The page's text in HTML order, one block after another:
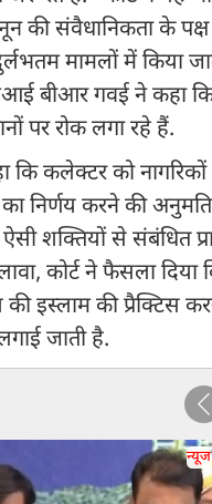
की संवैधानिकता के
मामलों में किया
बीआर गवई ने कहा
पर रोक लगा रहे हैं.
कि कलेक्टर को
निर्णय करने की
शक्तियों से संबंधित
कोर्ट ने फैसला दिया
इस्लाम की प्रैक्टिस
जाती है.
न्यूज